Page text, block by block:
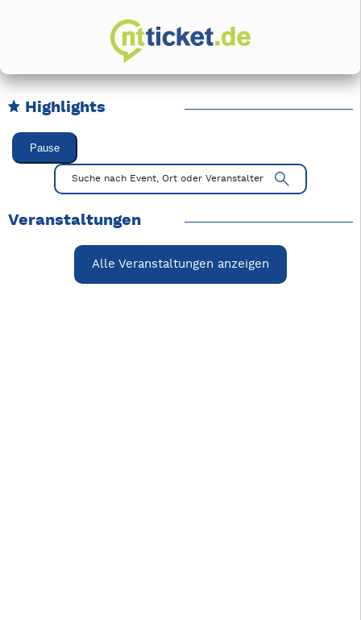
Highlights
Karussell Veranstaltungen überspringen
Pause
Mit Tab zu den Steuerelementen wechseln. Mit Pfeiltasten
Suche nach Event, Ort oder Veranstalter
Veranstaltungen
Alle Veranstaltungen anzeigen